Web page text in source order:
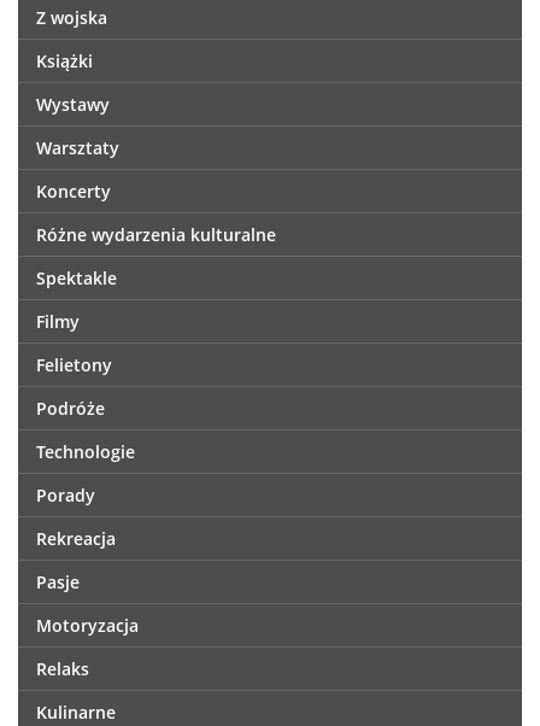
Z wojska
Książki
Wystawy
Warsztaty
Koncerty
Różne wydarzenia kulturalne
Spektakle
Filmy
Felietony
Podróże
Technologie
Porady
Rekreacja
Pasje
Motoryzacja
Relaks
Kulinarne